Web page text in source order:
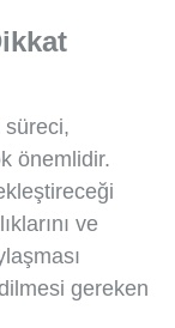
süreci,
önemlidir.
ve
gereken